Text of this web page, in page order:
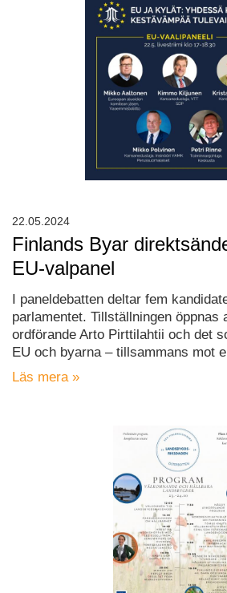
Finlands Byar
EU-valpanel
I paneldebatten deltar fem
parlamentet. Tillställningen öppnas
ordförande Arto Pirttilahtii och det
EU och byarna – tillsammans mot
Läs mera »
22.05.2024